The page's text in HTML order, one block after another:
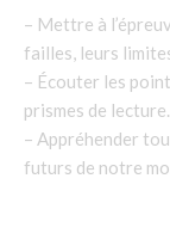
– Mettre à
failles, leurs
– Écouter les
prismes de lecture.
– Appréhender
futurs de notre